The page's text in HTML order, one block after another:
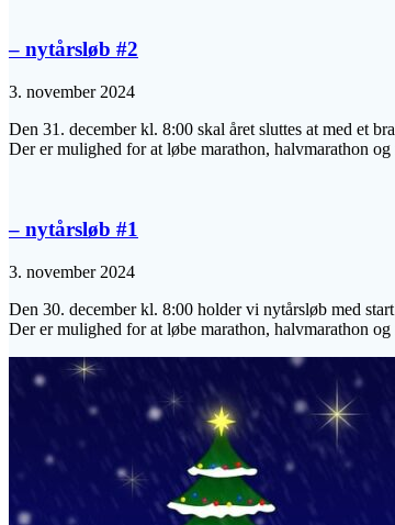
– nytårsløb #2
3. november 2024
Den 31. december kl. 8:00 skal året sluttes at med et
Der er mulighed for at løbe marathon, halvmarathon og
– nytårsløb #1
3. november 2024
Den 30. december kl. 8:00 holder vi nytårsløb med
Der er mulighed for at løbe marathon, halvmarathon og